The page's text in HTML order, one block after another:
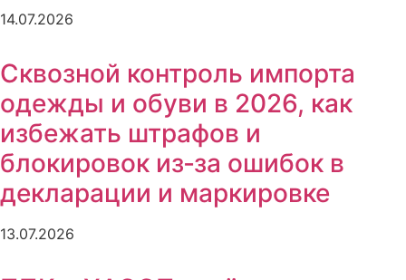
14.07.2026
Сквозной контроль импорта
одежды и обуви в 2026, как
избежать штрафов и
блокировок из‑за ошибок в
декларации и маркировке
13.07.2026